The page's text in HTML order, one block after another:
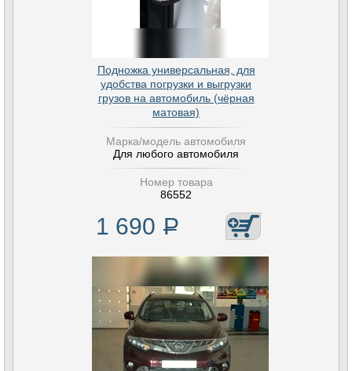
Подножка универсальная, для
удобства погрузки и выгрузки
грузов на автомобиль (чёрная
матовая)
Марка/модель автомобиля
Для любого автомобиля
Номер товара
86552
1 690 Р